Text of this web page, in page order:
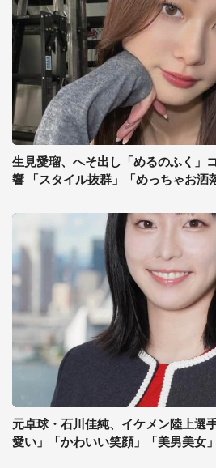
生見愛瑠、へそ出し「めるのふく」
響 「スタイル抜群」「めっちゃお洒
元卓球・石川佳純、イケメン陸上選
愛い」「かわいい笑顔」「美男美女